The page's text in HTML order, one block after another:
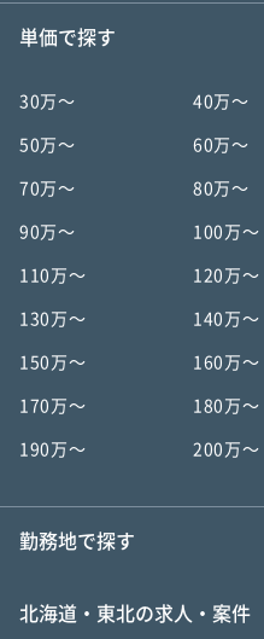
単価で探す
30万〜 40万〜
50万〜 60万〜
70万〜 80万〜
90万〜 100万〜
110万〜 120万〜
130万〜 140万〜
150万〜 160万〜
170万〜 180万〜
190万〜 200万〜
勤務地で探す
北海道・東北の求人・案件